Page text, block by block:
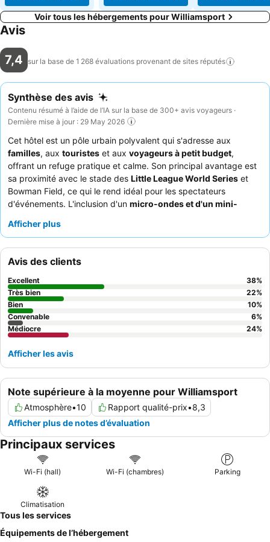
Voir tous les hébergements pour Williamsport
Avis
7,4 sur la base de 1 268 évaluations provenant de sites réputés
Synthèse des avis
Contenu résumé à l’aide de l’IA sur la base de 300+ avis voyageurs ·
Dernière mise à jour : 29 May 2026
Cet hôtel est un pôle urbain polyvalent qui s'adresse aux
familles, aux touristes et aux voyageurs à petit budget,
offrant un refuge pratique et calme. Son principal avantage est
sa proximité avec le stade des Little League World Series et
Bowman Field, ce qui le rend idéal pour les spectateurs
d'événements. L'inclusion d'un micro-ondes et d'un mini-
séjours plus longs et la restauration autonome. Les clients louent
service du petit-déjeuner soit jugé minimal. Pour ceux qui
prévoient un séjour prolongé, renseignez-vous sur les
semaine et au mois
pour un rapport qualité-prix exceptionnel.
Afficher plus
Note supérieure à la moyenne pour Williamsport
Atmosphère•10 Rapport qualité-prix•8,3
Afficher plus de notes d’évaluation
Avis des clients
Excellent 38%
Très bien
22%
Bien
10%
Convenable
6%
Médiocre
24%
Afficher les avis
Principaux services
Wi-Fi (hall) Wi-Fi (chambres) Parking
Climatisation
Tous les services
Équipements de l’hébergement